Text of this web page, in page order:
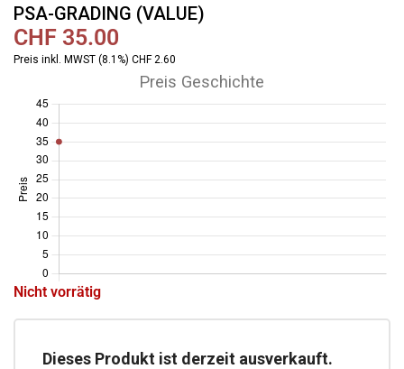
PSA-GRADING (VALUE)
CHF 35.00
Preis inkl. MWST (8.1%) CHF 2.60
Preis Geschichte
Nicht vorrätig
Dieses Produkt ist derzeit ausverkauft.